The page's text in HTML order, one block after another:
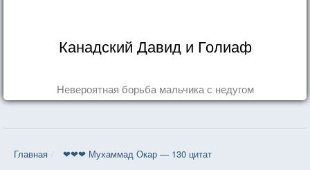
Канадский Давид и Голиаф
Невероятная борьба мальчика с недугом
Главная ❤❤❤ Мухаммад Окар — 130 цитат